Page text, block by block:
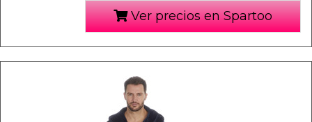
Ver precios en Spartoo